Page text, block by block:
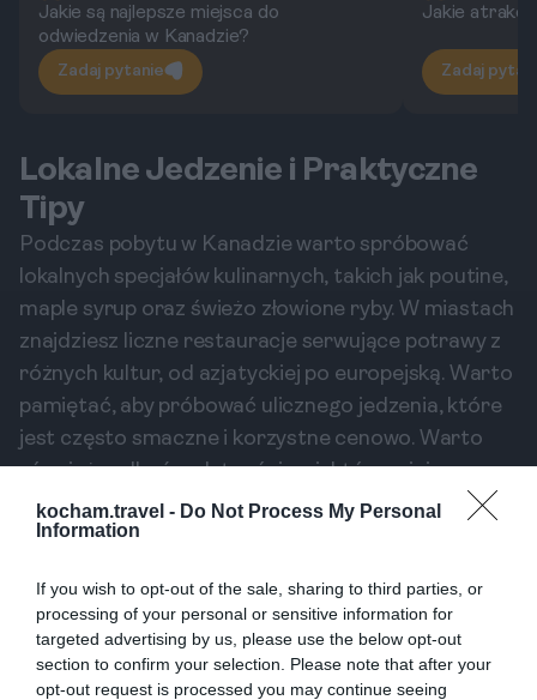
kocham.travel - Do Not Process My Personal
Information
If you wish to opt-out of the sale, sharing to third parties, or
processing of your personal or sensitive information for
targeted advertising by us, please use the below opt-out
section to confirm your selection. Please note that after your
opt-out request is processed you may continue seeing
Jakie są najlepsze miejsca do
odwiedzenia w Kanadzie?
Zadaj pytanie
Jakie
Zadaj
Lokalne Jedzenie i Praktyczne
Tipy
Podczas pobytu w Kanadzie warto spróbować
lokalnych specjałów kulinarnych, takich jak poutine,
maple syrup oraz świeżo złowione ryby. W miastach
znajdziesz liczne restauracje serwujące potrawy z
różnych kultur, od azjatyckiej po europejską. Warto
pamiętać, aby próbować ulicznego jedzenia, które
jest często smaczne i korzystne cenowo. Warto
również zadbać o płatności – niektóre miejsca
akceptują tylko gotówkę, a inne preferują karty.
Zaleca się również posiadanie przewodnika
poruszać się po miastach.
Kanada to kraj zróżnicowanych kultur i
smaków, który zachwyca zarówno pięknymi